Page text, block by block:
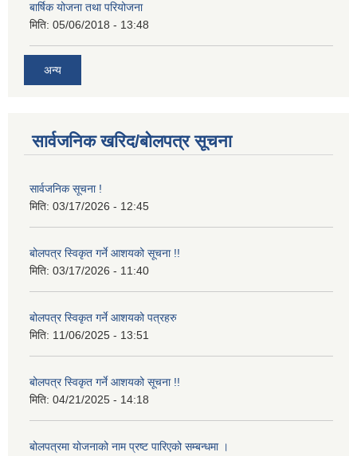
बार्षिक योजना तथा परियोजना
मिति: 05/06/2018 - 13:48
अन्य
सार्वजनिक खरिद/बोलपत्र सूचना
सार्वजनिक सूचना !
मिति: 03/17/2026 - 12:45
बोलपत्र स्विकृत गर्ने आशयको सूचना !!
मिति: 03/17/2026 - 11:40
बोलपत्र स्विकृत गर्ने आशयको पत्रहरु
मिति: 11/06/2025 - 13:51
बोलपत्र स्विकृत गर्ने आशयको सूचना !!
मिति: 04/21/2025 - 14:18
बोलपत्रमा योजनाको नाम प्रष्ट पारिएको सम्बन्धमा ।